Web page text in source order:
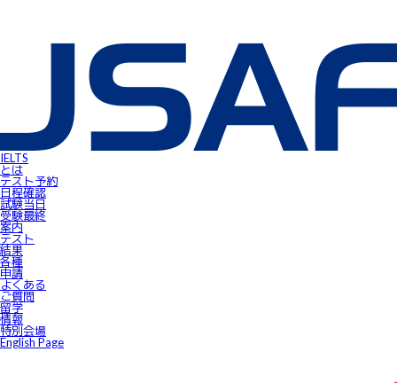
IELTS
とは
テスト予約
日程確認
試験当⽇
受験最終
案内
テスト
結果
各種
申請
よくある
ご質問
留学
情報
特別会場
English Page
IELTS受験者特典
FLOW ～スマートフォンで自由にSpeaking対策！～
gymglishオンラインコース
IELTS Prepare
IELTSスピーキングサンプル動画
無料IELTSオンラインコース
James⼩⾕のIELTS必勝攻略㊙講座
会員ページ
IELTS Masterclass Webinar
ワンポイント・アドバイス動画
IELTSサクセスストーリー
IELTSオンラインセミナー
Prepare for IELTS
Book Your Test
Apply for IELTS at Public Venue
Request Forms
IELTS高田馬場｜JSAF-IELTS公式テストセンター 東京（JP112）
IELTS東新宿｜JSAF-IELTS公式テストセンター 東京（JP112）
IELTS東梅田｜JSAF-IELTS公式テストセンター 大阪（JP112）